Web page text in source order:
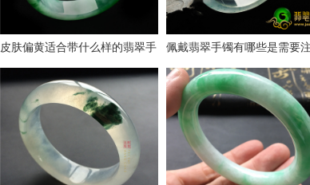
皮肤偏黄适合带什么样的翡翠手
佩戴翡翠手镯有哪些是需要
的